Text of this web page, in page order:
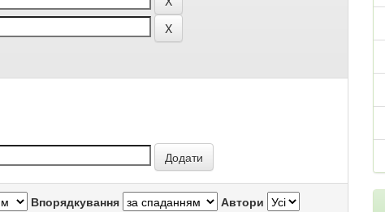
Впорядкування Автори